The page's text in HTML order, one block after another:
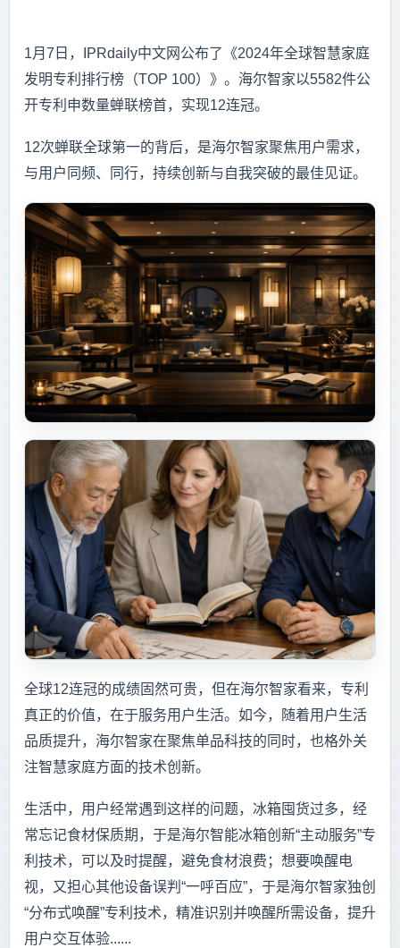
1月7日，IPRdaily中文网公布了《2024年全球智慧家庭
发明专利排行榜（TOP 100）》。海尔智家以5582件公
开专利申数量蝉联榜首，实现12连冠。
12次蝉联全球第一的背后，是海尔智家聚焦用户需求，
与用户同频、同行，持续创新与自我突破的最佳见证。
全球12连冠的成绩固然可贵，但在海尔智家看来，专利
真正的价值，在于服务用户生活。如今，随着用户生活
品质提升，海尔智家在聚焦单品科技的同时，也格外关
注智慧家庭方面的技术创新。
生活中，用户经常遇到这样的问题，冰箱囤货过多，经
常忘记食材保质期，于是海尔智能冰箱创新“主动服务”专
利技术，可以及时提醒，避免食材浪费；想要唤醒电
视，又担心其他设备误判“一呼百应”，于是海尔智家独创
“分布式唤醒”专利技术，精准识别并唤醒所需设备，提升
用户交互体验......